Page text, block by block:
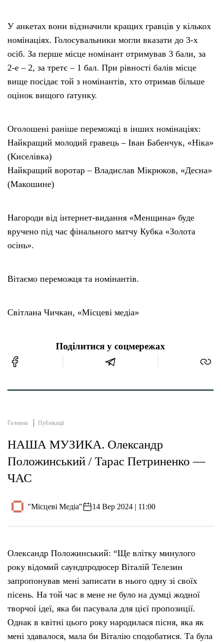
У анкетах вони відзначили кращих гравців у кількох
номінаціях. Голосувальники могли вказати до 3-х
осіб. За перше місце номінант отримував 3 бали, за
2-е – 2, за третє – 1 бал. При рівності балів місце
вище посідає той з номінантів, хто отримав більше
оцінок вищого ґатунку.
Оголошені раніше переможці в інших номінаціях:
Найкращий молодий гравець – Іван Бабенчук, «Ніка»
(Киселівка)
Найкращий воротар – Владислав Мікрюков, «Десна»
(Макошине)
Нагороди від інтернет-видання «Менщина» буде
вручено під час фінального матчу Кубка «Золота
осінь».
Вітаємо переможця та номінантів.
Світлана Чичкан, «Місцеві медіа»
Поділитися у соцмережах
Головна Публікації
НАША МУЗИКА. Олександр
Положинський / Тарас Петриненко —
ЧАС
"Місцеві Медіа" 14 Вер 2024 | 11:00
Олександр Положинський: “Ще влітку минулого
року відомий саундпродюсер Віталій Телезин
запропонував мені записати в нього одну зі своїх
пісень. На той час в мене не було на думці жодної
творчої ідеї, яка би пасувала для цієї пропозиції.
Однак в квітні цього року народилася пісня, яка як
мені здавалося, мала би Віталію сподобатися. Та була